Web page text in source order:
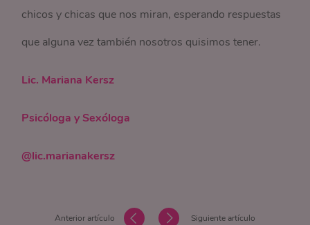
chicos y chicas que nos miran, esperando respuestas
que alguna vez también nosotros quisimos tener.
Lic. Mariana Kersz
Psicóloga y Sexóloga
@lic.marianakersz
Anterior artículo Siguiente artículo